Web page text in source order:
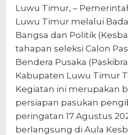
Luwu Timur, –
Luwu Timur melalui
Bangsa dan Politik
tahapan seleksi Calon
Bendera Pusaka
Kabupaten Luwu Timur
Kegiatan ini merupakan
persiapan pasukan
peringatan 17 Agustus
berlangsung di Aula